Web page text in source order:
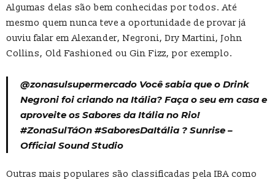
Algumas delas são bem conhecidas por todos. Até
mesmo quem nunca teve a oportunidade de provar já
ouviu falar em Alexander, Negroni, Dry Martini, John
Collins, Old Fashioned ou Gin Fizz, por exemplo.
@zonasulsupermercado Você sabia que o Drink
Negroni foi criando na Itália? Faça o seu em casa e
aproveite os Sabores da Itália no Rio!
#ZonaSulTáOn #SaboresDaItália ? Sunrise –
Official Sound Studio
Outras mais populares são classificadas pela IBA como